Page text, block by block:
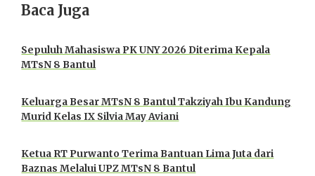
Baca Juga
Sepuluh Mahasiswa PK UNY 2026 Diterima Kepala
MTsN 8 Bantul
Keluarga Besar MTsN 8 Bantul Takziyah Ibu Kandung
Murid Kelas IX Silvia May Aviani
Ketua RT Purwanto Terima Bantuan Lima Juta dari
Baznas Melalui UPZ MTsN 8 Bantul